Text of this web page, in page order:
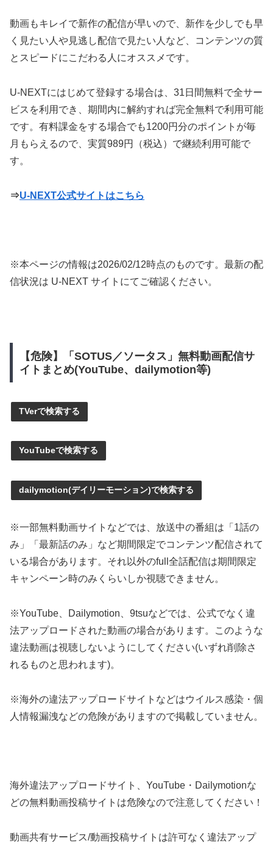
動画もキレイで新作の配信が早いので、新作を少しでも早
く見たい人や見逃し配信で見たい人など、コンテンツの質
とスピードにこだわる人にオススメです。
U-NEXTにはじめて登録する場合は、31日間無料で全サー
ビスを利用でき、期間内に解約すれば完全無料で利用可能
です。有料課金をする場合でも1200円分のポイントが毎
月もらえるので、実質989円（税込）で継続利用可能で
す。
⇒U-NEXT公式サイトはこちら
※本ページの情報は2026/02/12時点のものです。最新の配
信状況は U-NEXT サイトにてご確認ください。
【危険】「SOTUS／ソータス」無料動画配信サ
イトまとめ(YouTube、dailymotion等)
TVerで検索する
YouTubeで検索する
dailymotion(デイリーモーション)で検索する
※一部無料動画サイトなどでは、放送中の番組は「1話の
み」「最新話のみ」など期間限定でコンテンツ配信されて
いる場合があります。それ以外のfull全話配信は期間限定
キャンペーン時のみくらいしか視聴できません。
※YouTube、Dailymotion、9tsuなどでは、公式でなく違
法アップロードされた動画の場合があります。このような
違法動画は視聴しないようにしてください(いずれ削除さ
れるものと思われます)。
※海外の違法アップロードサイトなどはウイルス感染・個
人情報漏洩などの危険がありますので掲載していません。
海外違法アップロードサイト、YouTube・Dailymotionな
どの無料動画投稿サイトは危険なので注意してください！
動画共有サービス/動画投稿サイトは許可なく違法アップ